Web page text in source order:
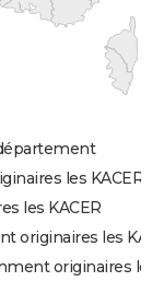
les KACER
les KACER
originaires les
originaires